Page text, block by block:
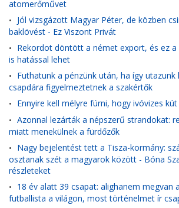
atomerőművet
• Jól vizsgázott Magyar Péter, de közben
baklövést - Ez Viszont Privát
• Rekordot döntött a német export, és ez
is hatással lehet
• Futhatunk a pénzünk után, ha így utazunk
csapdára figyelmeztetnek a szakértők
• Ennyire kell mélyre fúrni, hogy ivóvizes
• Azonnal lezárták a népszerű strandokat:
miatt menekülnek a fürdőzők
• Nagy bejelentést tett a Tisza-kormány:
osztanak szét a magyarok között - Bóna
részleteket
• 18 év alatt 39 csapat: alighanem megvan
futballista a világon, most történelmet ír